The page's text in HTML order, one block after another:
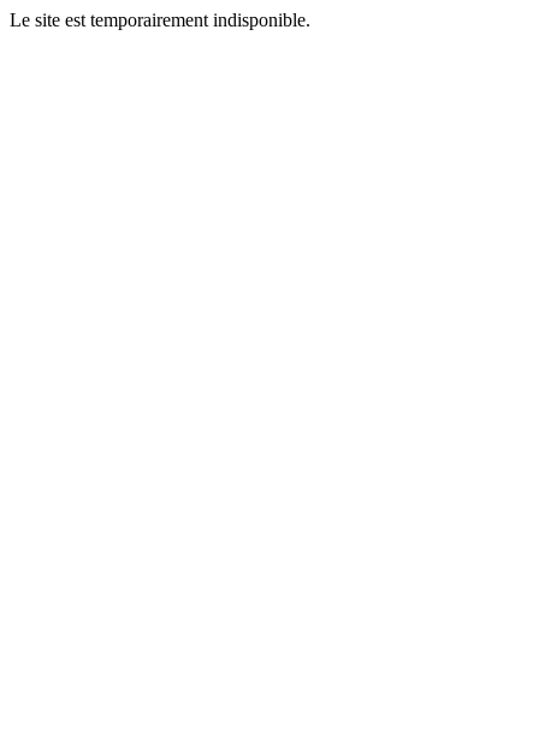
Le site est temporairement indisponible.